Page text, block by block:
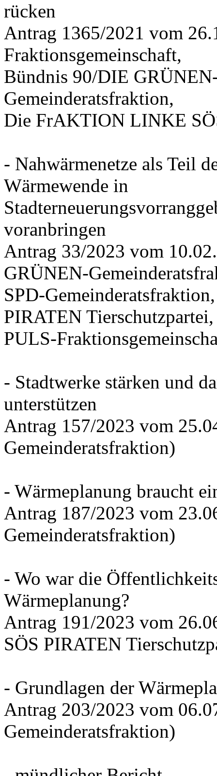
rücken
Antrag 1365/2021 vom
Fraktionsgemeinschaft,
Bündnis 90/DIE
Gemeinderatsfraktion,
Die FrAKTION LINKE
- Nahwärmenetze als Teil
Wärmewende in
voranbringen
Antrag 33/2023 vom
GRÜNEN-
SPD-
PIRATEN Tierschutzpartei,
PULS-
- Stadtwerke stärken und
unterstützen
Antrag 157/2023 vom
Gemeinderatsfraktion)
- Wärmeplanung braucht
Antrag 187/2023 vom
Gemeinderatsfraktion)
- Wo war die
Wärmeplanung?
Antrag 191/2023 vom
SÖS PIRATEN
- Grundlagen der
Antrag 203/2023 vom
Gemeinderatsfraktion)